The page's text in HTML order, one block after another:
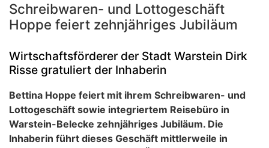
Schreibwaren- und Lottogeschäft
Hoppe feiert zehnjähriges Jubiläum
Wirtschaftsförderer der Stadt Warstein Dirk
Risse gratuliert der Inhaberin
Bettina Hoppe feiert mit ihrem Schreibwaren- und
Lottogeschäft sowie integriertem Reisebüro in
Warstein-Belecke zehnjähriges Jubiläum. Die
Inhaberin führt dieses Geschäft mittlerweile in